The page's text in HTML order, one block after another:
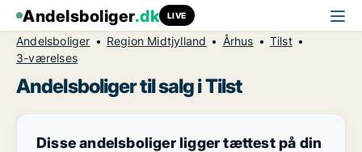
Andelsboliger.dk LIVE
Andelsboliger Region Midtjylland Århus
Tilst
3-værelses
Andelsboliger til salg i Tilst
Disse andelsboliger ligger tættest på din